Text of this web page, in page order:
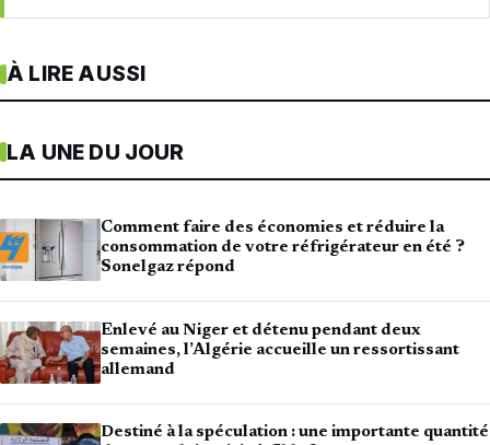
À LIRE AUSSI
LA UNE DU JOUR
Comment faire des économies et réduire la
consommation de votre réfrigérateur en été ?
Sonelgaz répond
Enlevé au Niger et détenu pendant deux
semaines, l’Algérie accueille un ressortissant
allemand
Destiné à la spéculation : une importante quantité